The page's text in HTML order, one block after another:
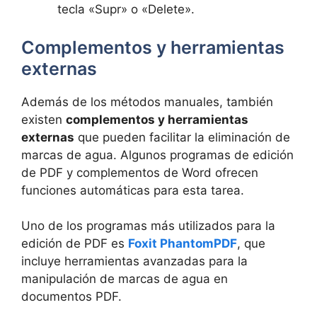
tecla «Supr» o «Delete».
Complementos y herramientas
externas
Además de los métodos manuales, también
existen complementos y herramientas
externas que pueden facilitar la eliminación de
marcas de agua. Algunos programas de edición
de PDF y complementos de Word ofrecen
funciones automáticas para esta tarea.
Uno de los programas más utilizados para la
edición de PDF es Foxit PhantomPDF, que
incluye herramientas avanzadas para la
manipulación de marcas de agua en
documentos PDF.